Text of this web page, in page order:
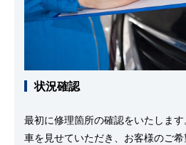
状況確認
最初に修理箇所の確認をいたします
車を見せていただき、お客様のご